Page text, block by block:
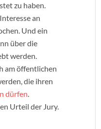
zu haben.
an
Und ein
über die
werden.
am öffentlichen
die ihren
dürfen.
Urteil der Jury.